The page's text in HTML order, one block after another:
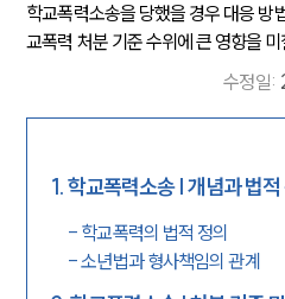
학교폭력소송을 당했을 경우 대응 방
교폭력 처분 기준 수위에 큰 영향을
수정일:
1.학교폭력소송 | 개념과 법
- 학교폭력의 법적 정의
-소년법과 형사책임의 관계